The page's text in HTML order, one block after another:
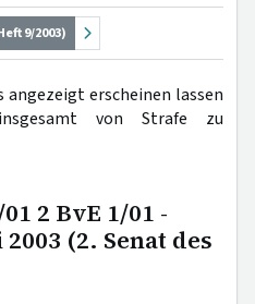
9/2003)
angezeigt erscheinen lassen
von Strafe zu
2 BvE 1/01 -
(2. Senat des